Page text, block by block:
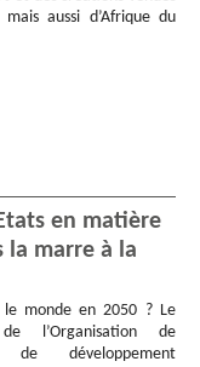
aussi d’Afrique du
en matière
la marre à la
le monde en 2050 ? Le
l’Organisation de
développement